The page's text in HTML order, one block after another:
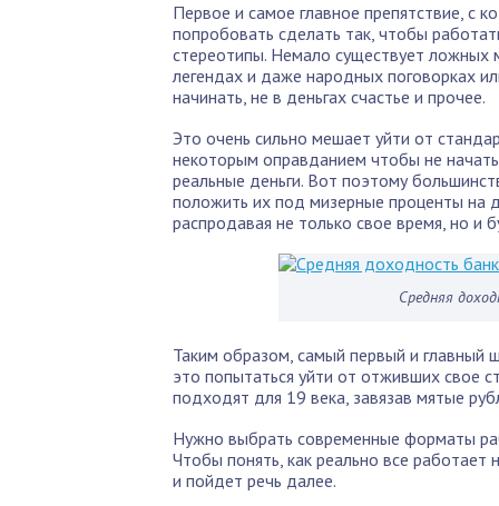
Первое и самое главное препятствие, с
попробовать сделать так, чтобы
стереотипы. Немало существует
легендах и даже народных поговорках
начинать, не в деньгах счастье и прочее.
Это очень сильно мешает уйти от
некоторым оправданием чтобы не
реальные деньги. Вот поэтому
положить их под мизерные проценты на
распродавая не только свое время, но и
Средняя
Таким образом, самый первый и
это попытаться уйти от отживших свое
подходят для 19 века, завязав мятые
Нужно выбрать современные форматы
Чтобы понять, как реально все работает
и пойдет речь далее.